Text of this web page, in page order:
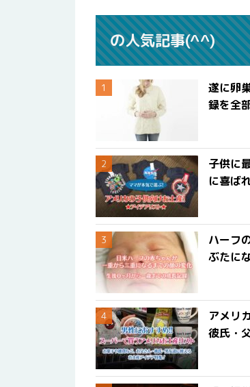
の人気記事(^^)
遂に卵
録を全
子供に
に喜ば
ハーフ
ぶたに
アメリ
彼氏・